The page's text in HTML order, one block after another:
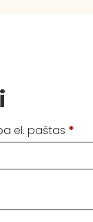
el. paštas *